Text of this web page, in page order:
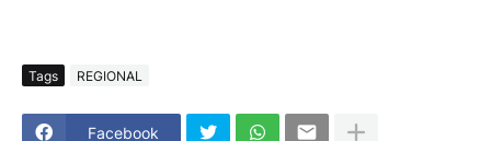
Tags REGIONAL
Facebook